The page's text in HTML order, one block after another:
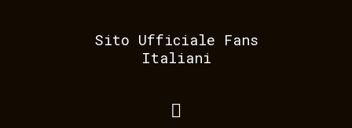
Sito Ufficiale Fans
Italiani